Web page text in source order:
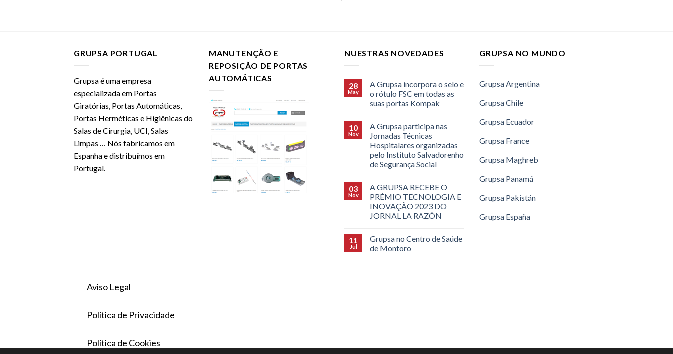
GRUPSA PORTUGAL
Grupsa é uma empresa
especializada em Portas
Giratórias, Portas Automáticas,
Portas Herméticas e Higiênicas do
Salas de Cirurgia, UCI, Salas
Limpas … Nós fabricamos em
Espanha e distribuímos em
Portugal.
MANUTENÇÃO E
REPOSIÇÃO DE PORTAS
AUTOMÁTICAS
NUESTRAS NOVEDADES
28
May
A Grupsa incorpora o selo e
o rótulo FSC em todas as
suas portas Kompak
10
Nov
A Grupsa participa nas
Jornadas Técnicas
Hospitalares organizadas
pelo Instituto Salvadorenho
de Segurança Social
03
Nov
A GRUPSA RECEBE O
PRÉMIO TECNOLOGIA E
INOVAÇÃO 2023 DO
JORNAL LA RAZÓN
11
Jul
Grupsa no Centro de Saúde
de Montoro
GRUPSA NO MUNDO
Grupsa Argentina
Grupsa Chile
Grupsa Ecuador
Grupsa France
Grupsa Maghreb
Grupsa Panamá
Grupsa Pakistán
Grupsa España
Aviso Legal
Política de Privacidade
Política de Cookies